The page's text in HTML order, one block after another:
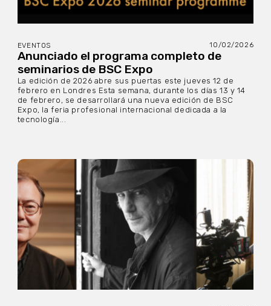
EVENTOS 10/02/2026
Anunciado el programa completo de
seminarios de BSC Expo
La edición de 2026 abre sus puertas este jueves 12 de
febrero en Londres Esta semana, durante los días 13 y 14
de febrero, se desarrollará una nueva edición de BSC
Expo, la feria profesional internacional dedicada a la
tecnología...